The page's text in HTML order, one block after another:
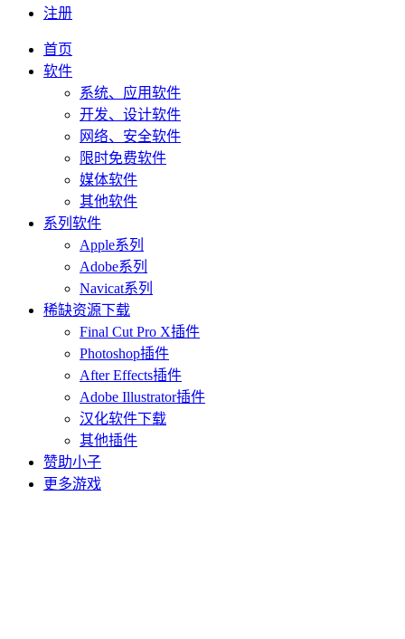
注册
首页
软件
系统、应用软件
开发、设计软件
网络、安全软件
限时免费软件
媒体软件
其他软件
系列软件
Apple系列
Adobe系列
Navicat系列
稀缺资源下载
Final Cut Pro X插件
Photoshop插件
After Effects插件
Adobe Illustrator插件
汉化软件下载
其他插件
赞助小子
更多游戏